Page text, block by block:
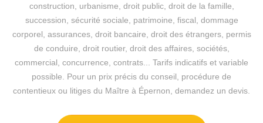
construction, urbanisme, droit public, droit de la famille,
succession, sécurité sociale, patrimoine, fiscal, dommage
corporel, assurances, droit bancaire, droit des étrangers, permis
de conduire, droit routier, droit des affaires, sociétés,
commercial, concurrence, contrats... Tarifs indicatifs et variable
possible. Pour un prix précis du conseil, procédure de
contentieux ou litiges du Maître à Épernon, demandez un devis.